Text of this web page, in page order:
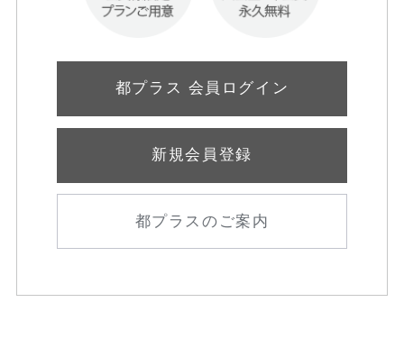
都プラス 会員ログイン
新規会員登録
都プラスのご案内